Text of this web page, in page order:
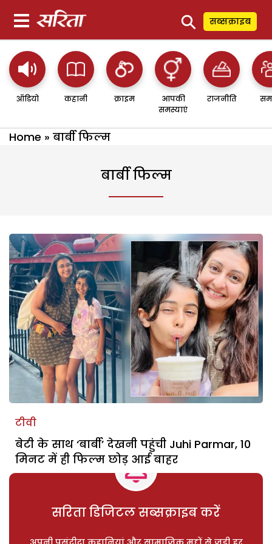
⚲ सब्सक्राइब
ऑडियो कहानी क्राइम
आपकी
समस्याएं
राजनीति
Home » बार्बी फिल्म
बार्बी फिल्म
टीवी
बेटी के साथ ‘बार्बी’ देखनी पहुंची Juhi Parmar, 10
मिनट में ही फिल्म छोड़ आई बाहर
सरिता डिजिटल सब्सक्राइब करें